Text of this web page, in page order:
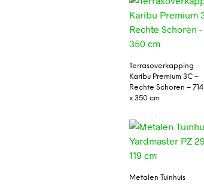
Terrasoverkapping
Karibu Premium 3C –
Rechte Schoren – 714
x 350 cm
Metalen Tuinhuis